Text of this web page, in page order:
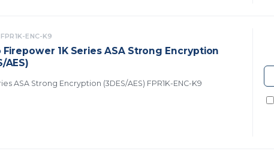
FPR1K-ENC-K9
Firepower 1K Series ASA Strong Encryption
AES)
ASA Strong Encryption (3DES/AES) FPR1K-ENC-K9